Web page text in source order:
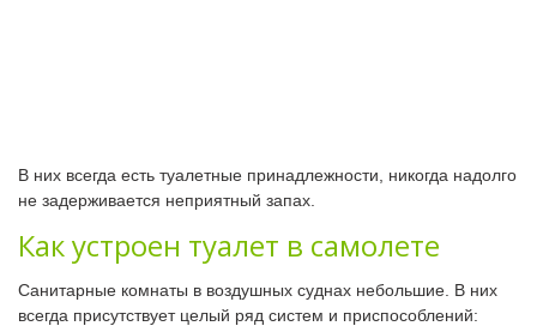
В них всегда есть туалетные принадлежности, никогда надолго
не задерживается неприятный запах.
Как устроен туалет в самолете
Санитарные комнаты в воздушных суднах небольшие. В них
всегда присутствует целый ряд систем и приспособлений: